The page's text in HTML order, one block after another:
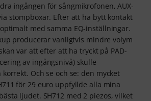
ingången för sångmikrofonen, AUX-
stompboxar. Efter att ha bytt kontakt
med samma EQ-inställningar.
producerar vanligtvis mindre volym
var att efter att ha tryckt på PAD-
av ingångsnivå) skulle
Och se och se: den mycket
för 29 euro uppfyllde alla mina
ljudet. SH712 med 2 piezos, vilket